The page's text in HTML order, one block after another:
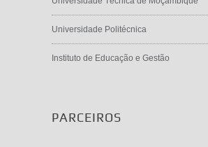
Universidade Politécnica
Instituto de Educação e Gestão
PARCEIROS